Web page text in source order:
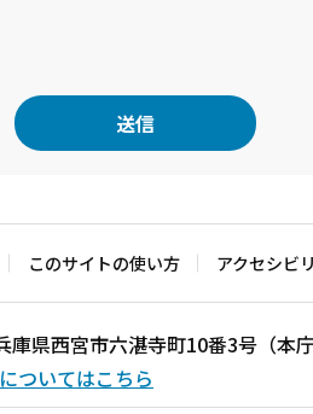
このサイトの使い方 アクセシビ
県西宮市六湛寺町10番3号（本庁
ついてはこちら